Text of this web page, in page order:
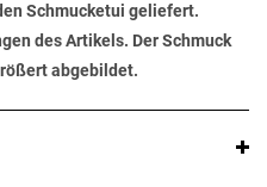
Schmucketui geliefert.
des Artikels. Der Schmuck
abgebildet.